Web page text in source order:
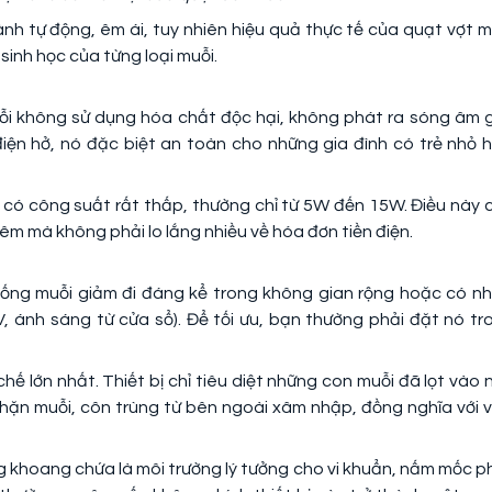
tự động, êm ái, tuy nhiên hiệu quả thực tế của quạt vợt
học của từng loại muỗi.
không sử dụng hóa chất độc hại, không phát ra sóng âm
hở, nó đặc biệt an toàn cho những gia đình có trẻ nhỏ
công suất rất thấp, thường chỉ từ 5W đến 15W. Điều này
mà không phải lo lắng nhiều về hóa đơn tiền điện.
muỗi giảm đi đáng kể trong không gian rộng hoặc có
ánh sáng từ cửa sổ). Để tối ưu, bạn thường phải đặt nó
lớn nhất. Thiết bị chỉ tiêu diệt những con muỗi đã lọt vào
muỗi, côn trùng từ bên ngoài xâm nhập, đồng nghĩa với
khoang chứa là môi trường lý tưởng cho vi khuẩn, nấm mốc